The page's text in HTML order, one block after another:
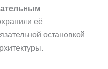
её
остановкой